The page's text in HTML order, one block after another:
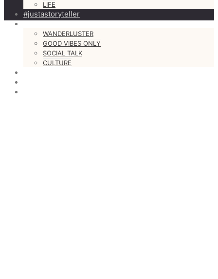
LIFE
#justastoryteller
MORE
WANDERLUSTER
GOOD VIBES ONLY
SOCIAL TALK
CULTURE